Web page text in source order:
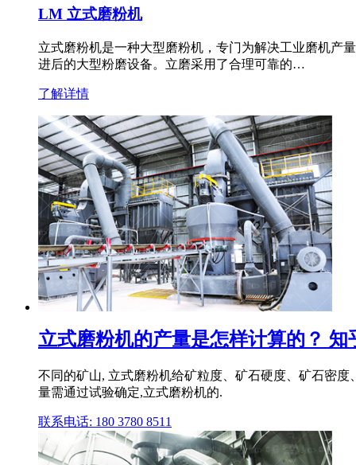
LM 立式磨粉机
立式磨粉机是一种大型磨粉机，专门为解决工业磨机产
进后的大型粉磨设备。立磨采用了合理可靠的…
了解详情
立式磨粉机的产量是怎样计算的？ 知
不同的矿山, 立式磨粉机给矿粒度、矿石硬度、矿石密
量需通过试验确定,立式磨粉机的.
联系电话: 180 3780 8511